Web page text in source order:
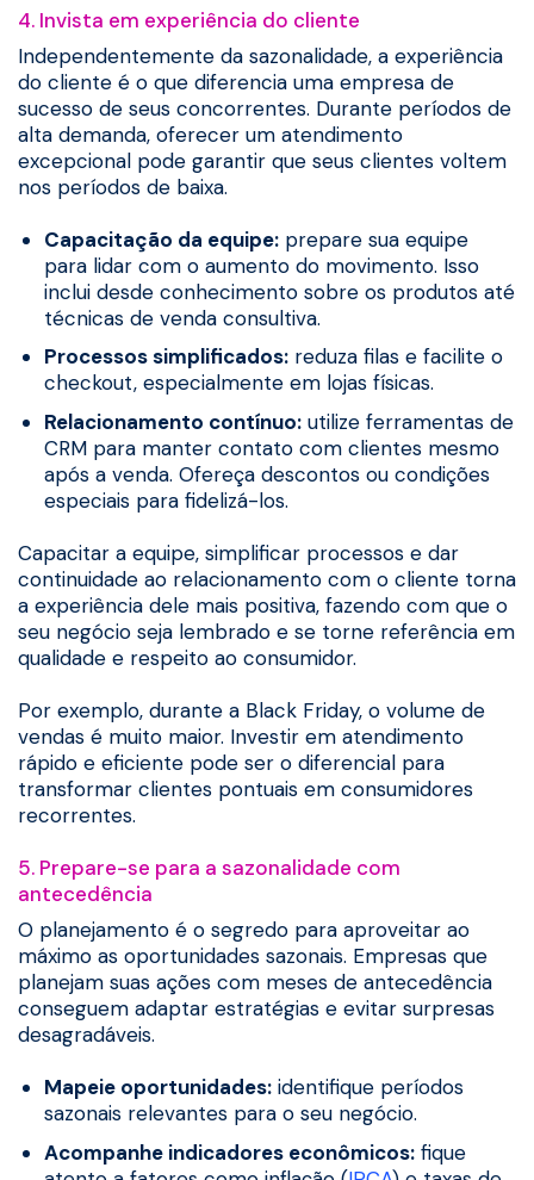
4. Invista em experiência do cliente
Independentemente da sazonalidade, a experiência
do cliente é o que diferencia uma empresa de
sucesso de seus concorrentes. Durante períodos de
alta demanda, oferecer um atendimento
excepcional pode garantir que seus clientes voltem
nos períodos de baixa.
Capacitação da equipe: prepare sua equipe
para lidar com o aumento do movimento. Isso
inclui desde conhecimento sobre os produtos até
técnicas de venda consultiva.
Processos simplificados: reduza filas e facilite o
checkout, especialmente em lojas físicas.
Relacionamento contínuo: utilize ferramentas de
CRM para manter contato com clientes mesmo
após a venda. Ofereça descontos ou condições
especiais para fidelizá-los.
Capacitar a equipe, simplificar processos e dar
continuidade ao relacionamento com o cliente torna
a experiência dele mais positiva, fazendo com que o
seu negócio seja lembrado e se torne referência em
qualidade e respeito ao consumidor.
Por exemplo, durante a Black Friday, o volume de
vendas é muito maior. Investir em atendimento
rápido e eficiente pode ser o diferencial para
transformar clientes pontuais em consumidores
recorrentes.
5. Prepare-se para a sazonalidade com
antecedência
O planejamento é o segredo para aproveitar ao
máximo as oportunidades sazonais. Empresas que
planejam suas ações com meses de antecedência
conseguem adaptar estratégias e evitar surpresas
desagradáveis.
Mapeie oportunidades: identifique períodos
sazonais relevantes para o seu negócio.
Acompanhe indicadores econômicos: fique